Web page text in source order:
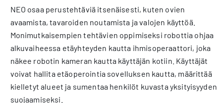
NEO osaa perustehtäviä itsenäisesti, kuten ovien
avaamista, tavaroiden noutamista ja valojen käyttöä.
Monimutkaisempien tehtävien oppimiseksi robottia ohjaa
alkuvaiheessa etäyhteyden kautta ihmisoperaattori, joka
näkee robotin kameran kautta käyttäjän kotiin. Käyttäjät
voivat hallita etäoperointia sovelluksen kautta, määrittää
kielletyt alueet ja sumentaa henkilöt kuvasta yksityisyyden
suojaamiseksi.